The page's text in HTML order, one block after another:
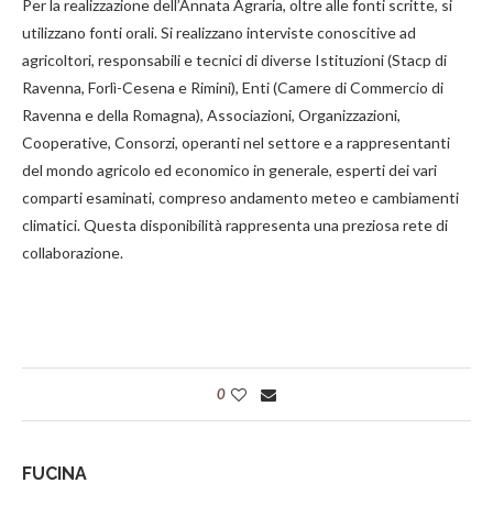
Per la realizzazione dell’Annata Agraria, oltre alle fonti scritte, si
utilizzano fonti orali. Si realizzano interviste conoscitive ad
agricoltori, responsabili e tecnici di diverse Istituzioni (Stacp di
Ravenna, Forlì-Cesena e Rimini), Enti (Camere di Commercio di
Ravenna e della Romagna), Associazioni, Organizzazioni,
Cooperative, Consorzi, operanti nel settore e a rappresentanti
del mondo agricolo ed economico in generale, esperti dei vari
comparti esaminati, compreso andamento meteo e cambiamenti
climatici. Questa disponibilità rappresenta una preziosa rete di
collaborazione.
0
FUCINA